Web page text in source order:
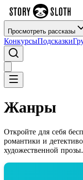
Просмотреть рассказы
КонкурсыПодсказки
Жанры
Откройте для себя
романтики и
художественной прозы.